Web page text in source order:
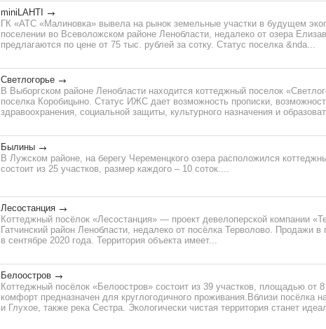
miniLAHTI
ГК «АТС «Малиновка» вывела на рынок земельные участки в будущем
поселении во Всеволожском районе Ленобласти, недалеко от озера
предлагаются по цене от 75 тыс. рублей за сотку. Статус поселка &nda...
Светлогорье
В Выборгском районе Ленобласти находится коттеджный поселок
поселка Коробицыно. Статус ИЖС дает возможность прописки,
здравоохранения, социальной защиты, культурного назначения и
Былины
В Лужском районе, на берегу Череменцкого озера расположился
состоит из 25 участков, размер каждого – 10 соток....
Лесостанция
Коттеджный посёлок «Лесостанция» — проект девелоперской компании
Гатчинский район Ленобласти, недалеко от посёлка Терволово. Продажи в
в сентябре 2020 года. Территория объекта имеет...
Белоостров
Коттеджный посёлок «Белоостров» состоит из 39 участков, площадью от
комфорт предназначен для круглогодичного проживания.Вблизи посёлка
и Глухое, также река Сестра. Экологически чистая территория станет